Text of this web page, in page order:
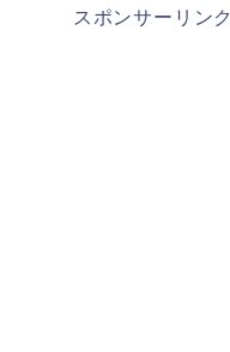
スポンサーリンク